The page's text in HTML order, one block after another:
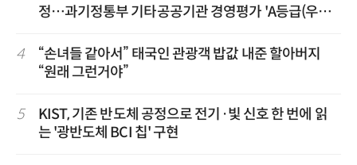
정…과기정통부 기타공공기관 경영평가 'A등급(우수)'
4
“손녀들 같아서” 태국인 관광객 밥값 내준 할아버지
“원래 그런거야”
5
KIST, 기존 반도체 공정으로 전기·빛 신호 한 번에 읽
는 '광반도체 BCI 칩' 구현